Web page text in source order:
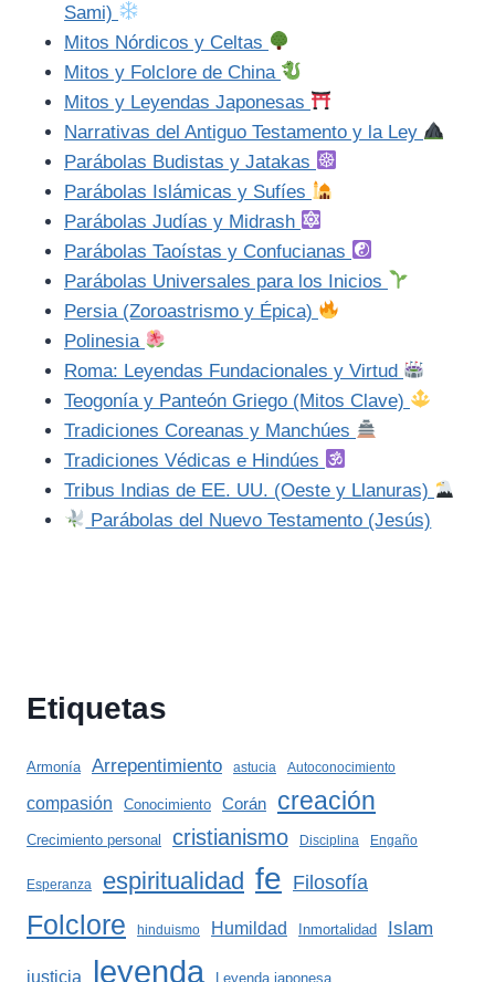
Sami)
Mitos Nórdicos y Celtas
Mitos y Folclore de China
Mitos y Leyendas Japonesas
Narrativas del Antiguo Testamento y la Ley
Parábolas Budistas y Jatakas
Parábolas Islámicas y Sufíes
Parábolas Judías y Midrash
Parábolas Taoístas y Confucianas
Parábolas Universales para los Inicios
Persia (Zoroastrismo y Épica)
Polinesia
Roma: Leyendas Fundacionales y Virtud
Teogonía y Panteón Griego (Mitos Clave)
Tradiciones Coreanas y Manchúes
Tradiciones Védicas e Hindúes
Tribus Indias de EE. UU. (Oeste y Llanuras)
Parábolas del Nuevo Testamento (Jesús)
Etiquetas
Armonía Arrepentimiento astucia Autoconocimiento
compasión Conocimiento Corán creación
Crecimiento personal cristianismo Disciplina Engaño
Esperanza espiritualidad fe Filosofía
Folclore hinduismo Humildad Inmortalidad Islam
justicia leyenda Leyenda japonesa